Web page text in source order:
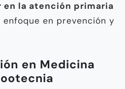
en la atención primaria
enfoque en prevención y
en Medicina